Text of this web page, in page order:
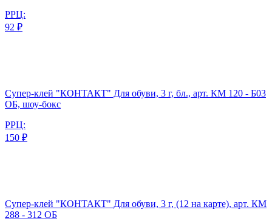
РРЦ:
92 ₽
Супер-клей "КОНТАКТ" Для обуви, 3 г, бл., арт. КМ 120 - Б03
ОБ, шоу-бокс
РРЦ:
150 ₽
Супер-клей "КОНТАКТ" Для обуви, 3 г, (12 на карте), арт. КМ
288 - 312 ОБ